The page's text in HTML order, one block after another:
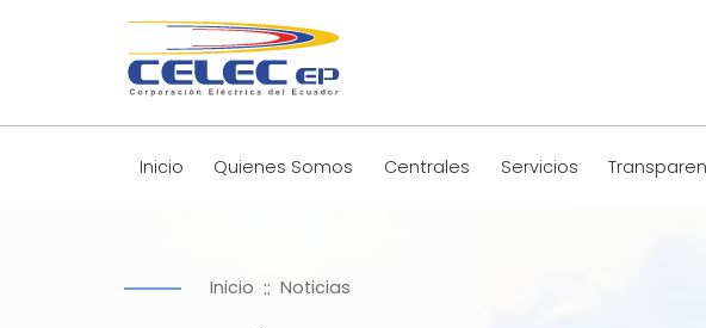
Inicio Quienes Somos Centrales Servicios
Inicio :: Noticias